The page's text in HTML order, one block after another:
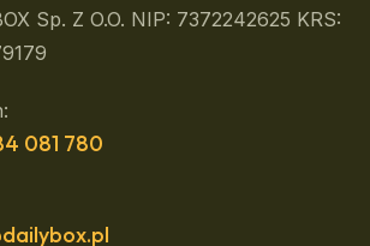
Sp. Z O.o. NIP: 7372242625 KRS:
081 780